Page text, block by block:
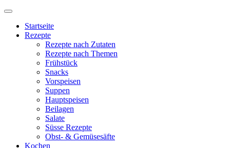
Startseite
Rezepte
Rezepte nach Zutaten
Rezepte nach Themen
Frühstück
Snacks
Vorspeisen
Suppen
Hauptspeisen
Beilagen
Salate
Süsse Rezepte
Obst- & Gemüsesäfte
Kochen